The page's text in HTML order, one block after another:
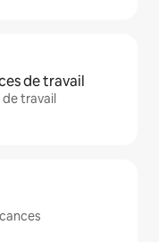
de travail
de travail